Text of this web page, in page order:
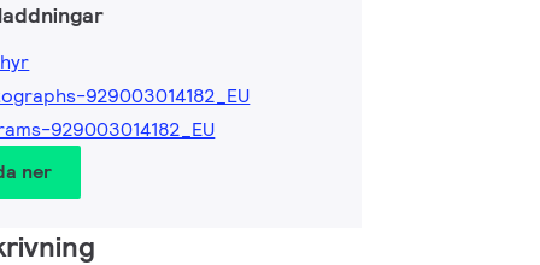
929003014182_EU
929003014182_EU
ner